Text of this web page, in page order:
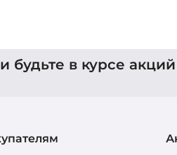
будьте в курсе